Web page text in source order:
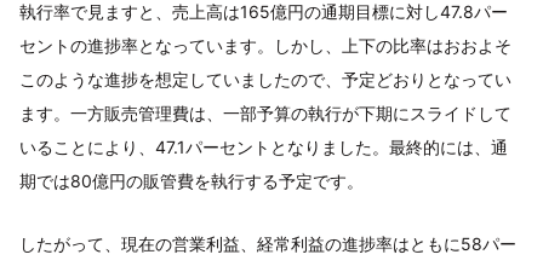
執行率で見ますと、売上高は165億円の通期目標に対し47.8パー
セントの進捗率となっています。しかし、上下の比率はおおよそ
このような進捗を想定していましたので、予定どおりとなってい
ます。一方販売管理費は、一部予算の執行が下期にスライドして
いることにより、47.1パーセントとなりました。最終的には、通
期では80億円の販管費を執行する予定です。
したがって、現在の営業利益、経常利益の進捗率はともに58パー